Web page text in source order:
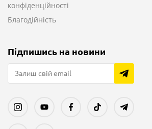
конфіденційності
Благодійність
Підпишись на новини